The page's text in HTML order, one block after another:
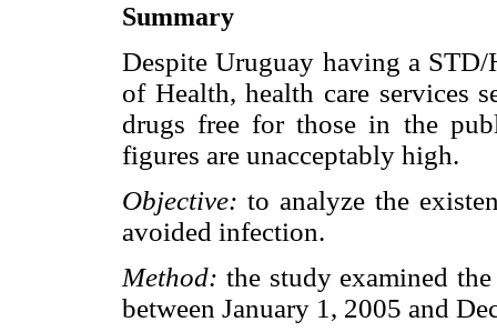
Summary
Despite Uruguay having a
of Health, health care services
drugs free for those in the
figures are unacceptably high.
Objective: to analyze the
avoided infection.
Method: the study examined
between January 1, 2005 and